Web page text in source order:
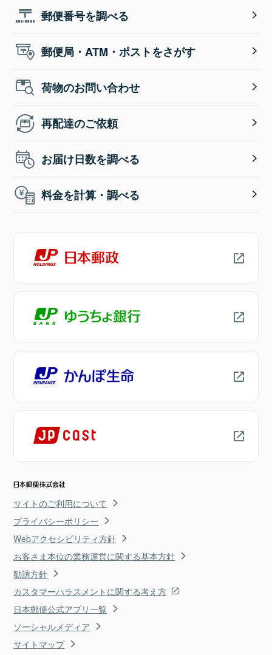
郵便番号を調べる
郵便局・ATM・ポストをさがす
荷物のお問い合わせ
再配達のご依頼
お届け日数を調べる
料金を計算・調べる
サイトのご利用について
プライバシーポリシー
Webアクセシビリティ方針
お客さま本位の業務運営に関する基本方針
勧誘方針
カスタマーハラスメントに関する考え方
日本郵便公式アプリ一覧
ソーシャルメディア
サイトマップ